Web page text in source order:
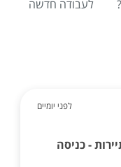
לעבודה חדשה
לפני יומיים
- כניסה